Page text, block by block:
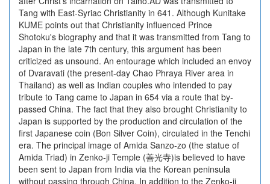
Tang with East-Syriac Christianity in 641. Although Kunitake
KUME points out that Christianity influenced Prince
Shotoku's biography and that it was transmitted from Tang to
Japan in the late 7th century, this argument has been
criticized as unsound. An entourage which included an envoy
of Dvaravati (the present-day Chao Phraya River area in
Thailand) as well as Indian couples who intended to pay
tribute to Tang came to Japan in 654 via a route that by-
passed China. The fact that they also brought Christianity to
Japan is supported by the production and circulation of the
first Japanese coin (Bon Silver Coin), circulated in the Tenchi
era. The principal image of Amida Sanzo-zo (the statue of
Amida Triad) in Zenko-ji Temple (善光寺)is believed to have
been sent to Japan from India via the Korean peninsula
without passing through China. In addition to the Zenko-ji